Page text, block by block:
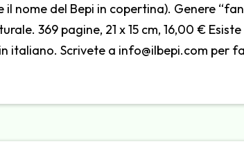
nome del Bepi in copertina). Genere
369 pagine, 21 x 15 cm, 16,00 €
italiano. Scrivete a info@ilbepi.com per